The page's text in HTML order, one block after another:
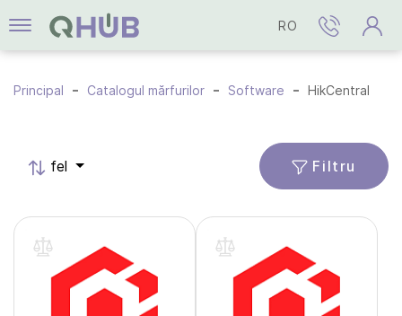
RO
Principal Catalogul mărfurilor Software HikCentral
fel Filtru